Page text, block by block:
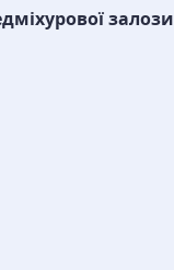
залози